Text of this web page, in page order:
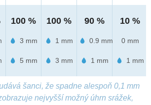
100 %
3 mm
5 mm
100 %
1 mm
3 mm
90 %
0.9 mm
1 mm
10 %
0 mm
1 mm
šanci, že spadne alespoň 0,1 mm
nejvyšší možný úhrn srážek,